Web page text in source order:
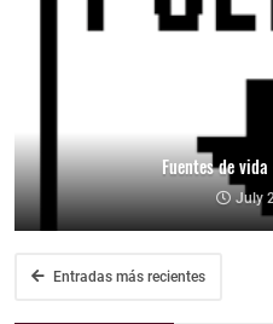
Fuentes de
July
Entradas más recientes